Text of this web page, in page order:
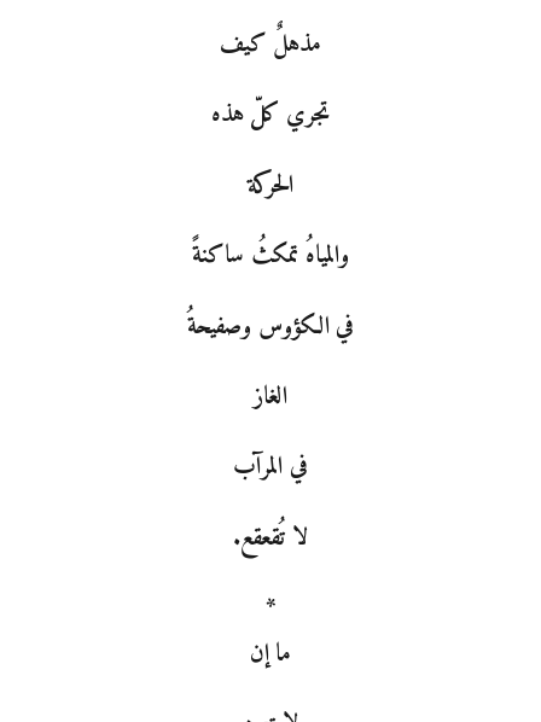
مذهلٌ كيف
تجري كلّ هذه
الحركة
والمياهُ تمكثُ ساكنةً
في الكؤوس وصفيحةُ
الغاز
في المرآب
لا تُقعقع.
*
ما إن